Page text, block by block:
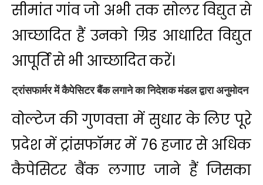
सीमांत गांव जो अभी तक सोलर विद्युत से
आच्छादित हैं उनको ग्रिड आधारित विद्युत
आपूर्ति से भी आच्छादित करें।
ट्रांसफार्मर में कैपेसिटर बैंक लगाने का निदेशक मंडल द्वारा अनुमोदन
वोल्टेज की गुणवत्ता में सुधार के लिए पूरे
प्रदेश में ट्रांसफॉमर में 76 हजार से अधिक
कैपेसिटर बैंक लगाए जाने हैं जिसका